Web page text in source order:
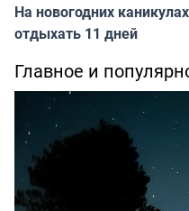
На новогодних
отдыхать 11 дней
Главное и